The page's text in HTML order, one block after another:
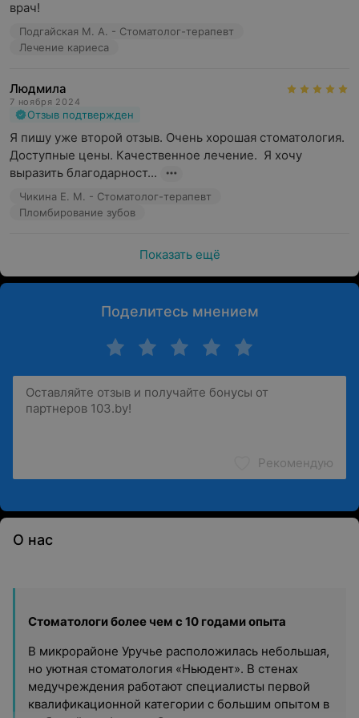
врач!
Подгайская М. А. - Стоматолог-терапевт
Лечение кариеса
Людмила
7 ноября 2024
Отзыв подтвержден
Я пишу уже второй отзыв. Очень хорошая стоматология.
Доступные цены. Качественное лечение.  Я хочу
выразить благодарност...
Чикина Е. М. - Стоматолог-терапевт
Пломбирование зубов
Показать ещё
Поделитесь мнением
Рекомендую
О нас
Стоматологи более чем с 10 годами опыта
В микрорайоне Уручье расположилась небольшая,
но уютная стоматология «Ньюдент». В стенах
медучреждения работают специалисты первой
квалификационной категории с большим опытом в